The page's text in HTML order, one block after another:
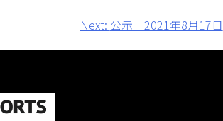
Next: 公示 2021年8月17日